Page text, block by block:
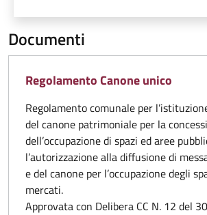
Documenti
Regolamento Canone unico
Regolamento comunale per
del canone patrimoniale per la
dell’occupazione di spazi ed aree
l’autorizzazione alla diffusione di
e del canone per l’occupazione degli
mercati.
Approvata con Delibera CC N. 12 del